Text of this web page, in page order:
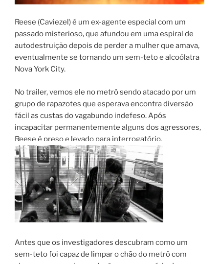
Reese (Caviezel) é um ex-agente especial com um
passado misterioso, que afundou em uma espiral de
autodestruição depois de perder a mulher que amava,
eventualmente se tornando um sem-teto e alcoólatra
Nova York City.
No trailer, vemos ele no metrô sendo atacado por um
grupo de rapazotes que esperava encontra diversão
fácil as custas do vagabundo indefeso. Após
incapacitar permanentemente alguns dos agressores,
Reese é preso e levado para interrogatório.
Antes que os investigadores descubram como um
sem-teto foi capaz de limpar o chão do metrô com